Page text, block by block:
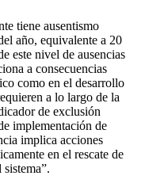
tiene ausentismo
año, equivalente a 20
este nivel de ausencias
a consecuencias
como en el desarrollo
a lo largo de la
de exclusión
implementación de
implica acciones
en el rescate de